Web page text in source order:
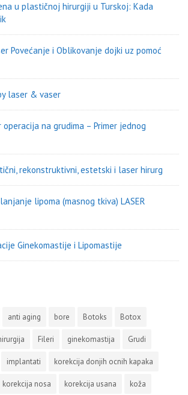
u plastičnoj hirurgiji u Turskoj: Kada
Povećanje i Oblikovanje dojki uz pomoć
laser & vaser
na grudima – Primer jednog
rekonstruktivni, estetski i laser hirurg
lipoma (masnog tkiva) LASER
Ginekomastije i Lipomastije
anti aging bore Botoks Botox
Fileri ginekomastija Grudi
implantati korekcija donjih ocnih kapaka
korekcija nosa korekcija usana koža